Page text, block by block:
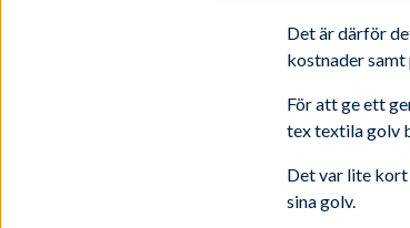
Det är därför
kostnader
För att ge ett
tex textila golv
Det var lite kort
sina golv.